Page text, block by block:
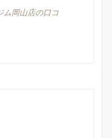
ム岡山店の口コ